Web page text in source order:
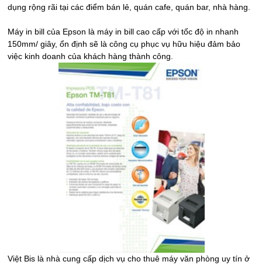
dụng rộng rãi tại các điểm bán lẻ, quán cafe, quán bar, nhà hàng.
Máy in bill của Epson là máy in bill cao cấp với tốc độ in nhanh
150mm/ giây, ổn định sẽ là công cụ phục vụ hữu hiệu đảm bảo
việc kinh doanh của khách hàng thành công.
Việt Bis là nhà cung cấp dịch vụ cho thuê máy văn phòng uy tín ở